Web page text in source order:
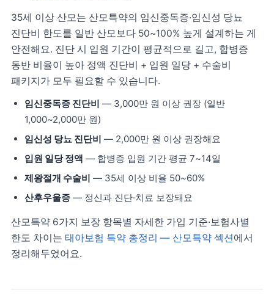
35세 이상 산모는 산모특약의 임신중독증·임신성 당뇨
진단비 한도를 일반 산모보다 50~100% 높게 설계하는 게
안전해요. 진단 시 입원 기간이 평균적으로 길고, 합병증
동반 비율이 높아 정액 진단비 + 입원 일당 + 수술비
패키지가 모두 필요할 수 있습니다.
임신중독증 진단비 — 3,000만 원 이상 권장 (일반
1,000~2,000만 원)
임신성 당뇨 진단비 — 2,000만 원 이상 권장해요
입원 일당 정액 — 합병증 입원 기간 평균 7~14일
제왕절개 수술비 — 35세 이상 비율 50~60%
산후우울증 — 정신과 진단·치료 보장돼요
산모특약 6가지 보장 항목별 자세한 가입 기준·보험사별
한도 차이는 태아보험 특약 총정리 — 산모특약 섹션에서
정리해두었어요.